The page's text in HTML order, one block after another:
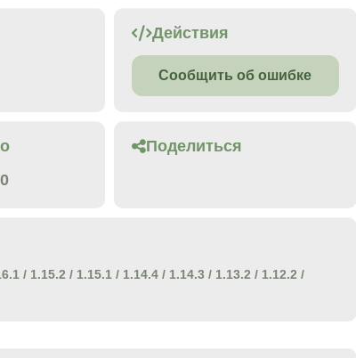
Действия
Сообщить об ошибке
Поделиться
/ 1.15.2 / 1.15.1 / 1.14.4 / 1.14.3 / 1.13.2 / 1.12.2 /